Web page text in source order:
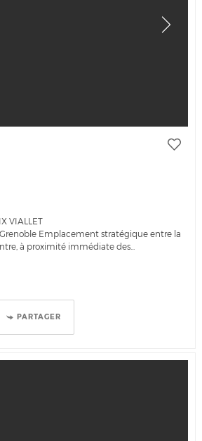
VIALLET
Emplacement stratégique entre la
à proximité immédiate des...
PARTAGER